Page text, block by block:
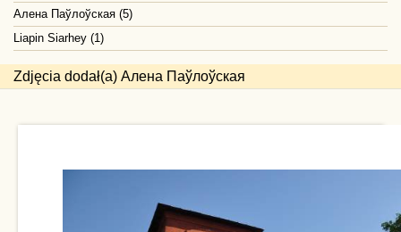
Алена Паўлоўская (5)
Liapin Siarhey (1)
Zdjęcia dodał(a) Алена Паўлоўская